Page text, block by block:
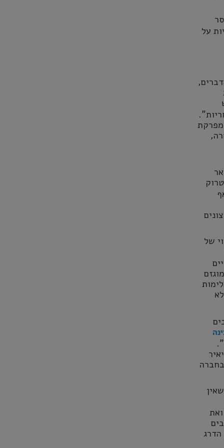
על
של
הדרג